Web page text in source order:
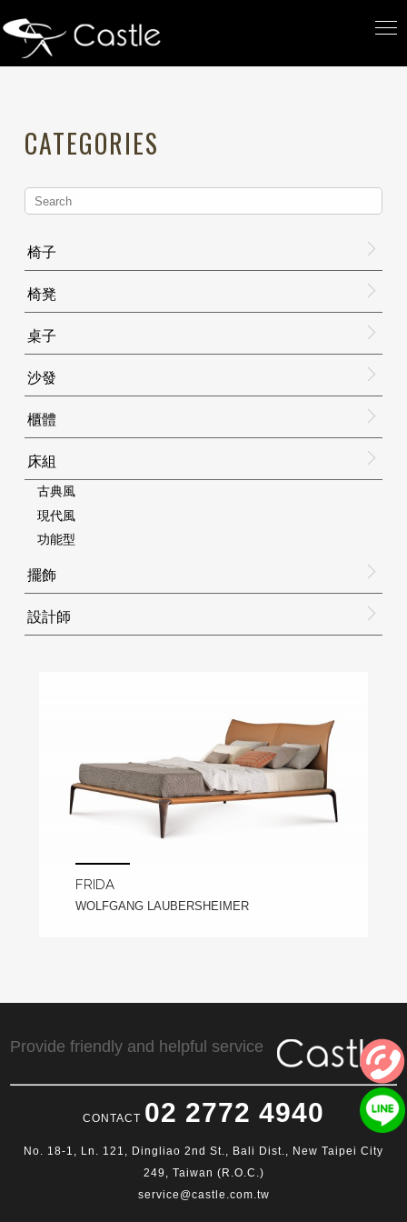
CATEGORIES
椅子
椅凳
桌子
沙發
櫃體
床組
古典風
現代風
功能型
擺飾
設計師
FRIDA
WOLFGANG LAUBERSHEIMER
Provide friendly and helpful service
CONTACT 02 2772 4940
No. 18-1, Ln. 121, Dingliao 2nd St., Bali Dist., New Taipei City
249, Taiwan (R.O.C.)
service@castle.com.tw